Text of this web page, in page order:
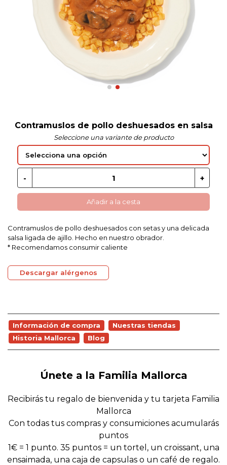
Contramuslos de pollo deshuesados en salsa
Seleccione una variante de producto
Añadir a la cesta
Contramuslos de pollo deshuesados con setas y una delicada
salsa ligada de ajillo. Hecho en nuestro obrador.
* Recomendamos consumir caliente
Descargar alérgenos
Información de compra
Nuestras tiendas
Historia Mallorca
Blog
Únete a la Familia Mallorca
Recibirás tu regalo de bienvenida y tu tarjeta Familia
Mallorca
Con todas tus compras y consumiciones acumularás
puntos
1€ = 1 punto. 35 puntos = un tortel, un croissant, una
ensaimada, una caja de capsulas o un café de regalo.